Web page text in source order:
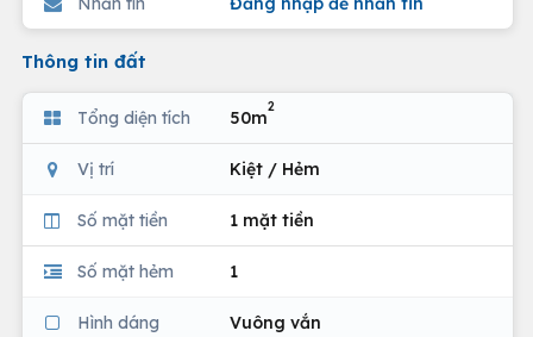
Thông tin đất
Tổng diện tích 50m
2
Vị trí Kiệt / Hẻm
Số mặt tiền 1 mặt tiền
Số mặt hẻm 1
Hình dáng Vuông vắn